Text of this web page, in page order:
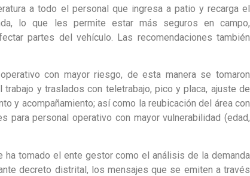
a todo el personal que ingresa a patio y recarga el
lo que les permite estar más seguros en campo,
partes del vehículo. Las recomendaciones también
con mayor riesgo, de esta manera se tomaron
y traslados con teletrabajo, pico y placa, ajuste de
y acompañamiento; así como la reubicación del área con
para personal operativo con mayor vulnerabilidad (edad,
ha tomado el ente gestor como el análisis de la demanda
decreto distrital, los mensajes que se emiten a través